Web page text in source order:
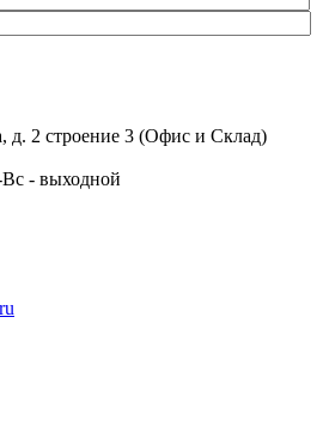
д. 2 строение 3 (Офис и Склад)
- выходной